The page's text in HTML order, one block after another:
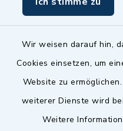
Wir weisen darauf hin,
Cookies einsetzen, um
Website zu
weiterer Dienste wird
Weitere
inixmedia GmbH